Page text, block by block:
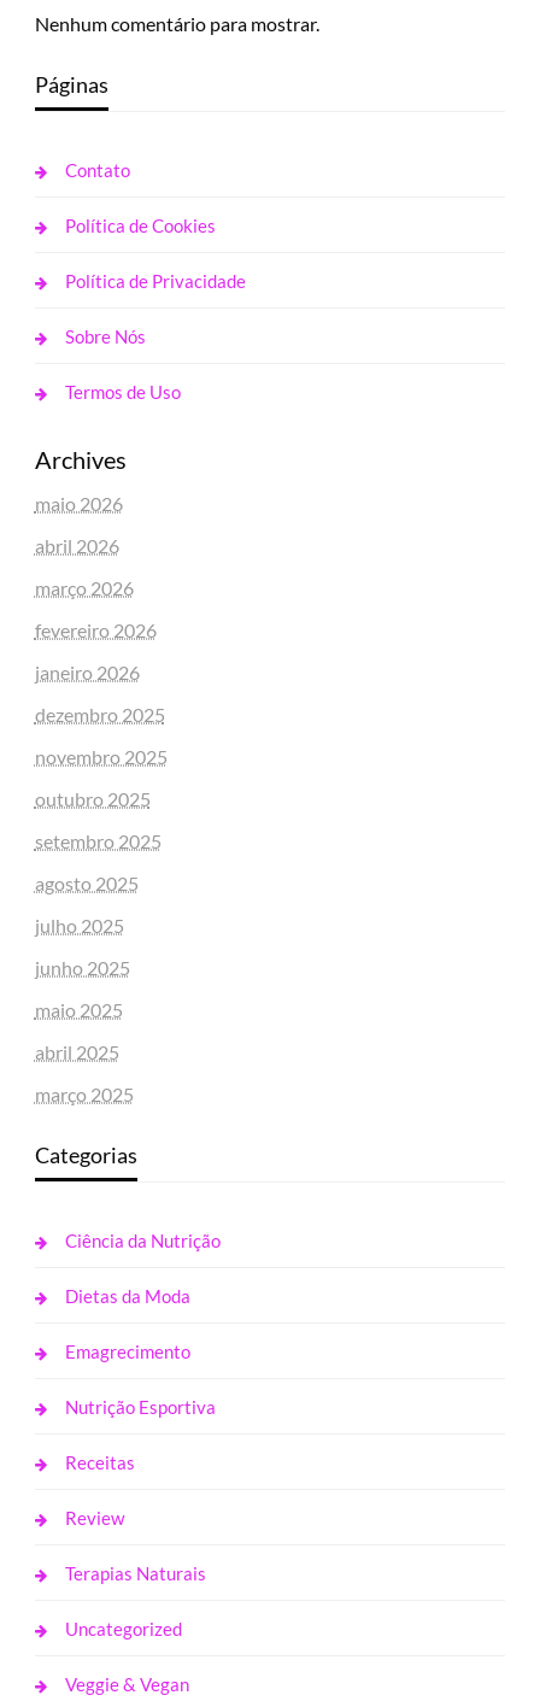
Nenhum comentário para mostrar.
Páginas
Contato
Política de Cookies
Política de Privacidade
Sobre Nós
Termos de Uso
Archives
maio 2026
abril 2026
março 2026
fevereiro 2026
janeiro 2026
dezembro 2025
novembro 2025
outubro 2025
setembro 2025
agosto 2025
julho 2025
junho 2025
maio 2025
abril 2025
março 2025
Categorias
Ciência da Nutrição
Dietas da Moda
Emagrecimento
Nutrição Esportiva
Receitas
Review
Terapias Naturais
Uncategorized
Veggie & Vegan